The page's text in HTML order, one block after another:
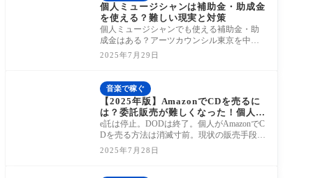
個人ミュージシャンは補助金・助成金
を使える？難しい現実と対策
個人ミュージシャンでも使える補助金・助
成金はある？アーツカウンシル東京を中心
に、現実的な選択肢と注意点を紹介。
2025年7月29日
音楽で稼ぐ
【2025年版】AmazonでCDを売るに
は？委託販売が難しくなった！個人ミ
ュージシャンの選択肢は？
e託は停止。DODは終了。個人がAmazonでC
Dを売る方法は消滅寸前。現状の販売手段と
代替策を詳しく解説。
2025年7月28日